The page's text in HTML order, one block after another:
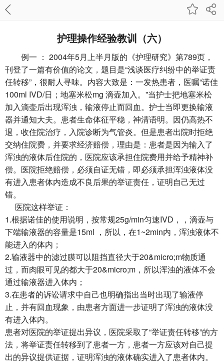
护理操作经验教训（六）
例一 ： 2004年5月上半月版的《护理研究》第789页，
刊登了一篇有价值的论文，题目是“浅谈医疗纠纷中的举证责
任转移”，很耐人寻味。内容大致是：一发热患者，医嘱“诺佳
100ml IVD/日；地塞米松mg 滴壶加入。”当护士把地塞米松
加入滴壶后出现浑浊，输液停止而回血。护士当即更换输液
器并通知大夫。患者生命体征平稳，神清语明。因仍高热不
退，收住院治疗，入院诊断为气管炎。但是患者出院时拒绝
交纳住院费，并要求经济赔偿，理由是：患者是因为输入了
浑浊的液体后住院的，医院应该承担住院费用并给予精神补
偿。医院拒绝赔偿，必须自证无错，即必须承担浑浊液体没
有进入患者体内造成不良后果的举证责任，证明自己无过
错。
医院这样举证：
1.根据诺佳的使用说明，按常规25g/min匀速IVD，，滴壶与
下端输液器的容量是15ml ，所以，在1~2min内，浑浊液体不
能进入的体内；
2.输液器中的滤过膜可以阻挡直径大于20&micro;m物质通
过，而肉眼可见的都大于20&micro;m，所以浑浊的液体不会
通过输液器进入体内；
3.在患者的诉讼请求中自己也明确指出当时出现了输液停
止，并有回血现象，由患者方面进一步证明了浑浊的液体没
有进入体内。
患者对医院的举证提出异议，医院采取了“举证责任转移”的方
法，将举证责任转移到了患者一方，患者一方应该对自己提
出的异议提供证据，证明浑浊的液体确实进入了患者体内。